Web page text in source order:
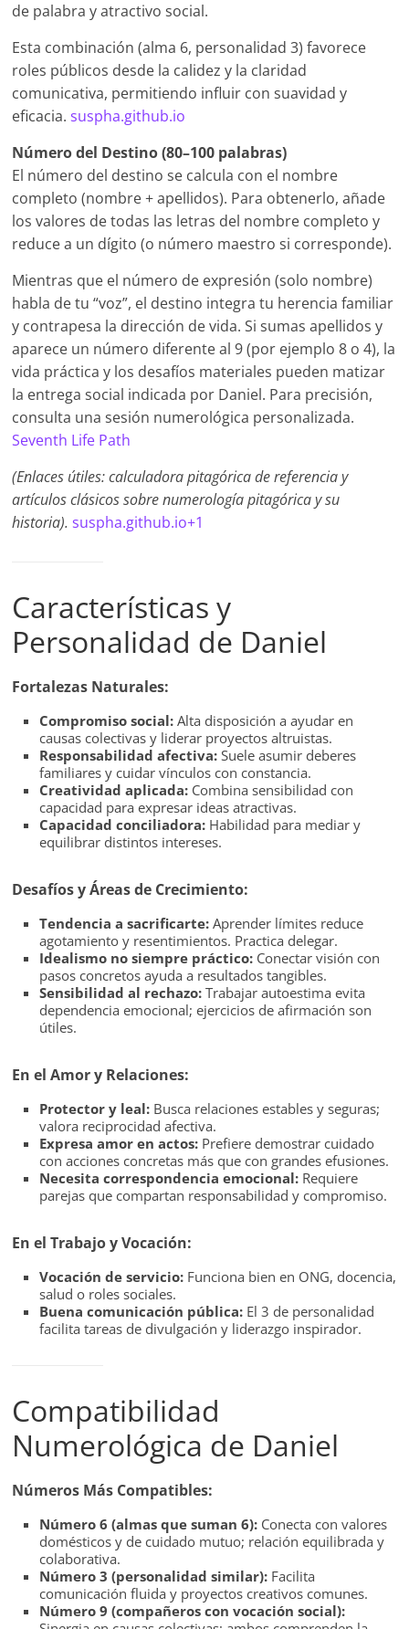
de palabra y atractivo social.
Esta combinación (alma 6, personalidad 3) favorece
roles públicos desde la calidez y la claridad
comunicativa, permitiendo influir con suavidad y
eficacia.suspha.github.io
Número del Destino (80–100 palabras)
El número del destino se calcula con el nombre
completo (nombre + apellidos). Para obtenerlo, añade
los valores de todas las letras del nombre completo y
reduce a un dígito (o número maestro si corresponde).
Mientras que el número de expresión (solo nombre)
habla de tu “voz”, el destino integra tu herencia familiar
y contrapesa la dirección de vida. Si sumas apellidos y
aparece un número diferente al 9 (por ejemplo 8 o 4), la
vida práctica y los desafíos materiales pueden matizar
la entrega social indicada por Daniel. Para precisión,
consulta una sesión numerológica personalizada.
Seventh Life Path
(Enlaces útiles: calculadora pitagórica de referencia y
artículos clásicos sobre numerología pitagórica y su
historia). suspha.github.io+1
Características y
Personalidad de Daniel
Fortalezas Naturales:
Compromiso social: Alta disposición a ayudar en
causas colectivas y liderar proyectos altruistas.
Responsabilidad afectiva: Suele asumir deberes
familiares y cuidar vínculos con constancia.
Creatividad aplicada: Combina sensibilidad con
capacidad para expresar ideas atractivas.
Capacidad conciliadora: Habilidad para mediar y
equilibrar distintos intereses.
Desafíos y Áreas de Crecimiento:
Tendencia a sacrificarte: Aprender límites reduce
agotamiento y resentimientos. Practica delegar.
Idealismo no siempre práctico: Conectar visión con
pasos concretos ayuda a resultados tangibles.
Sensibilidad al rechazo: Trabajar autoestima evita
dependencia emocional; ejercicios de afirmación son
útiles.
En el Amor y Relaciones:
Protector y leal: Busca relaciones estables y seguras;
valora reciprocidad afectiva.
Expresa amor en actos: Prefiere demostrar cuidado
con acciones concretas más que con grandes efusiones.
Necesita correspondencia emocional: Requiere
parejas que compartan responsabilidad y compromiso.
En el Trabajo y Vocación:
Vocación de servicio: Funciona bien en ONG, docencia,
salud o roles sociales.
Buena comunicación pública: El 3 de personalidad
facilita tareas de divulgación y liderazgo inspirador.
Compatibilidad
Numerológica de Daniel
Números Más Compatibles:
Número 6 (almas que suman 6): Conecta con valores
domésticos y de cuidado mutuo; relación equilibrada y
colaborativa.
Número 3 (personalidad similar): Facilita
comunicación fluida y proyectos creativos comunes.
Número 9 (compañeros con vocación social):